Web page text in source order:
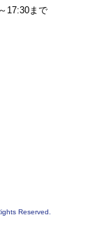
17:30まで
Reserved.